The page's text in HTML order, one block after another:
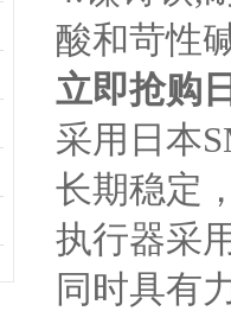
酸和苛性
立即抢购
采用日本
长期稳定
执行器采
同时具有